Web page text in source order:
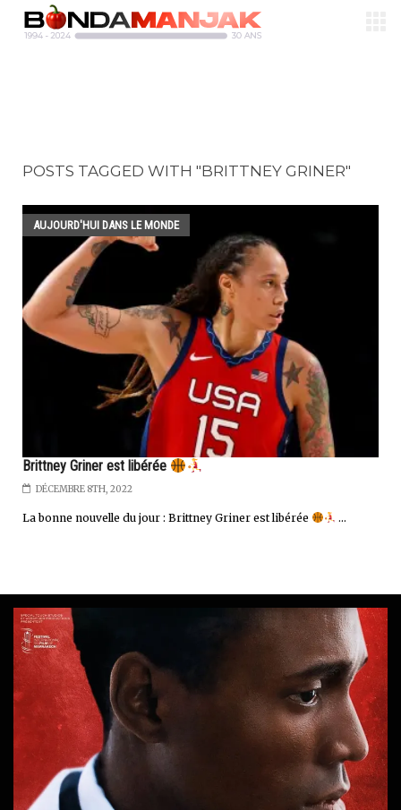
POSTS TAGGED WITH "BRITTNEY GRINER"
AUJOURD'HUI DANS LE MONDE
Brittney Griner est libérée
DÉCEMBRE 8TH, 2022
La bonne nouvelle du jour : Brittney Griner est libérée ...